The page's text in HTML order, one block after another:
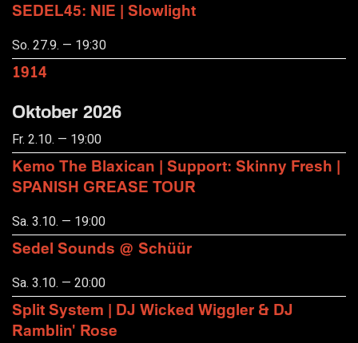
SEDEL45: NIE | Slowlight
So. 27.9. — 19:30
1914
Oktober 2026
Fr. 2.10. — 19:00
Kemo The Blaxican | Support: Skinny Fresh |
SPANISH GREASE TOUR
Sa. 3.10. — 19:00
Sedel Sounds @ Schüür
Sa. 3.10. — 20:00
Split System | DJ Wicked Wiggler & DJ
Ramblin' Rose